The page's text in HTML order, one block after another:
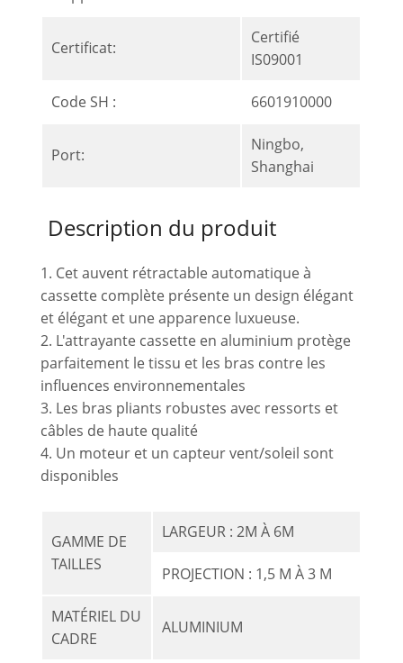
Certificat:
Certifié
IS09001
Code SH : 6601910000
Port:
Ningbo,
Shanghai
Description du produit
1. Cet auvent rétractable automatique à
cassette complète présente un design élégant
et élégant et une apparence luxueuse.
2. L'attrayante cassette en aluminium protège
parfaitement le tissu et les bras contre les
influences environnementales
3. Les bras pliants robustes avec ressorts et
câbles de haute qualité
4. Un moteur et un capteur vent/soleil sont
disponibles
GAMME DE
TAILLES
LARGEUR : 2M À 6M
PROJECTION : 1,5 M À 3 M
MATÉRIEL DU
CADRE
ALUMINIUM